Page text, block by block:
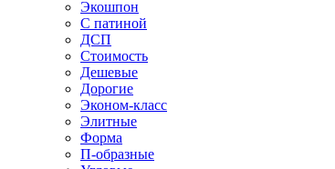
Экошпон
С патиной
ДСП
Стоимость
Дешевые
Дорогие
Эконом-класс
Элитные
Форма
П-образные